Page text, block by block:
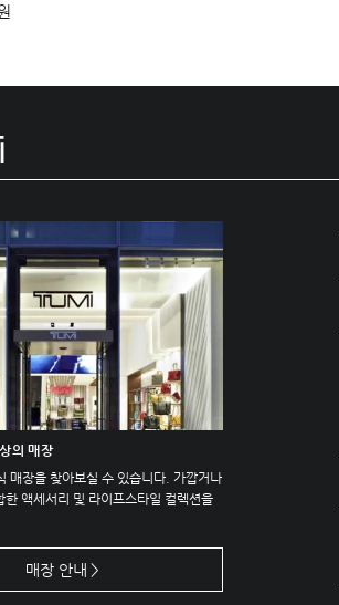
의 매장
매장을 찾아보실 수 있습니다. 가깝거나
한 액세서리 및 라이프스타일 컬렉션을
매장 안내